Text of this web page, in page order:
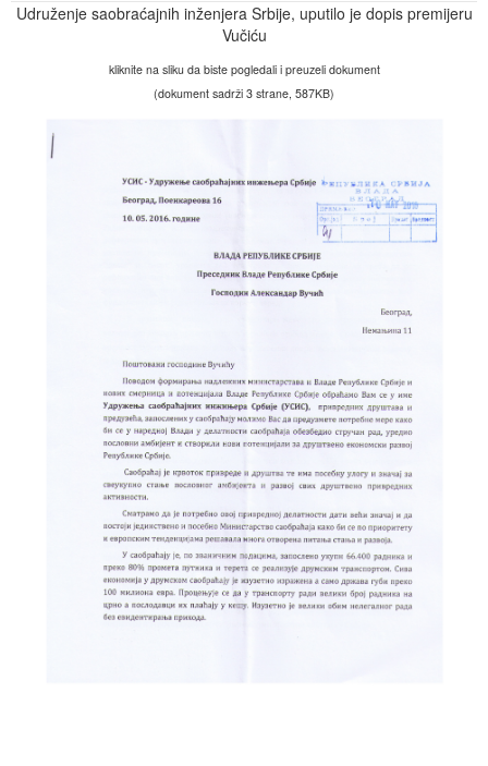
Udruženje saobraćajnih inženjera Srbije, uputilo je dopis premijeru
Vučiću
kliknite na sliku da biste pogledali i preuzeli dokument
(dokument sadrži 3 strane, 587KB)